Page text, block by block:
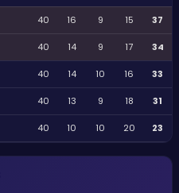
40 16 9 15 37
40 14 9 17 34
40 14 10 16 33
40 13 9 18 31
40 10 10 20 23